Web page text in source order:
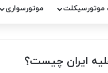
موتورسواری
ایران چیست؟